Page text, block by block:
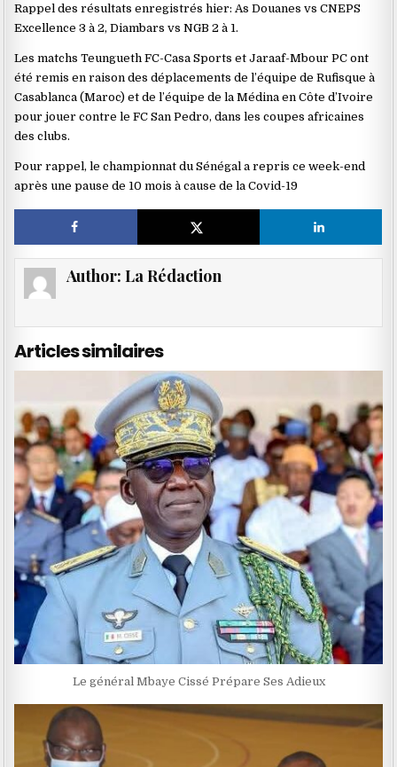
Rappel des résultats enregistrés hier: As Douanes vs CNEPS
Excellence 3 à 2, Diambars vs NGB 2 à 1.
Les matchs Teungueth FC-Casa Sports et Jaraaf-Mbour PC ont
été remis en raison des déplacements de l’équipe de Rufisque à
Casablanca (Maroc) et de l’équipe de la Médina en Côte d’Ivoire
pour jouer contre le FC San Pedro, dans les coupes africaines
des clubs.
Pour rappel, le championnat du Sénégal a repris ce week-end
après une pause de 10 mois à cause de la Covid-19
Author: La Rédaction
Articles similaires
Le général Mbaye Cissé Prépare Ses Adieux